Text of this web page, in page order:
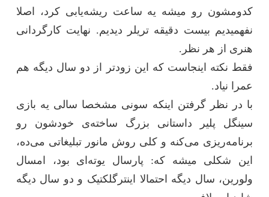
کدومشون رو میشه یه ساعت ریشه‌یابی کرد، اصلا
نفهمیدیم بیست دقیقه تریلر دیدیم. نهایت کارگردانی
هنری از هر نظر.
فقط نکته اینجاست که این زودتر از دو سال دیگه هم
عمرا نیاد.
با در نظر گرفتن اینکه سونی مشخصا سالی یه بازی
سینگل پلیر داستانی بزرگ ساخته‌ی خودشون رو
برنامه‌ریزی می‌کنه و کلی روش مانور تبلیغاتی می‌ده،
این شکلی میشه که: پارسال یوته‌ای بود، امسال
ولورین، سال دیگه احتمالا اینترگلکتیک و دو سال دیگه